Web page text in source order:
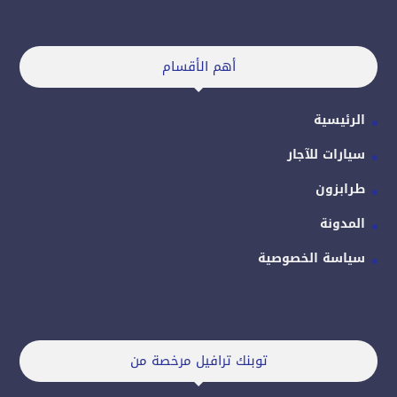
أهم الأقسام
الرئيسية
سيارات للآجار
طرابزون
المدونة
سياسة الخصوصية
توبنك ترافيل مرخصة من